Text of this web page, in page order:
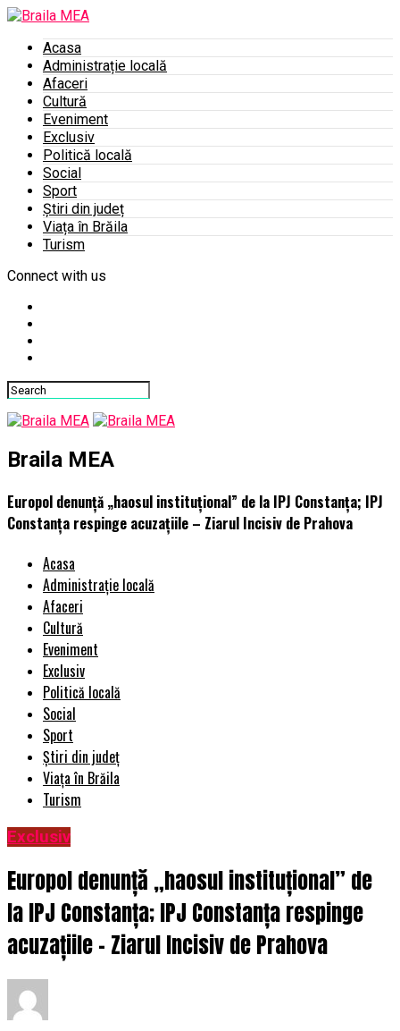
Acasa
Administrație locală
Afaceri
Cultură
Eveniment
Exclusiv
Politică locală
Social
Sport
Știri din județ
Viața în Brăila
Turism
Connect with us
Braila MEA
Europol denunță „haosul instituțional” de la IPJ Constanța; IPJ
Constanța respinge acuzațiile – Ziarul Incisiv de Prahova
Acasa
Administrație locală
Afaceri
Cultură
Eveniment
Exclusiv
Politică locală
Social
Sport
Știri din județ
Viața în Brăila
Turism
Exclusiv
Europol denunță „haosul instituțional” de
la IPJ Constanța; IPJ Constanța respinge
acuzațiile – Ziarul Incisiv de Prahova